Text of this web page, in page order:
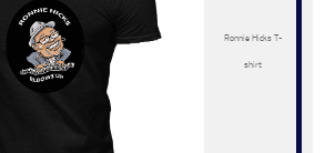
Ronnie Hicks T-
shirt